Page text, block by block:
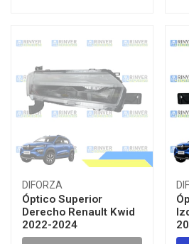
DIFORZA
Óptico Superior
Derecho Renault Kwid
2022-2024